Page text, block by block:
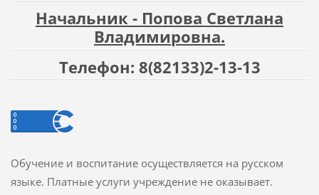
Начальник - Попова Светлана
Владимировна.
Телефон: 8(82133)2-13-13
Обучение и воспитание осуществляется на русском
языке. Платные услуги учреждение не оказывает.